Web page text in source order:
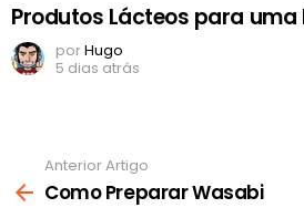
Produtos Lácteos para uma
porHugo
5 dias atrás
mais
Anterior Artigo
Como Preparar Wasabi